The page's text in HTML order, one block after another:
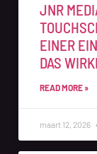
JNR
EINER
DAS
READ MORE »
maart 12, 2026